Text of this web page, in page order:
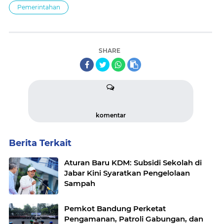
Pemerintahan
SHARE
komentar
Berita Terkait
Aturan Baru KDM: Subsidi Sekolah di
Jabar Kini Syaratkan Pengelolaan
Sampah
Pemkot Bandung Perketat
Pengamanan, Patroli Gabungan, dan